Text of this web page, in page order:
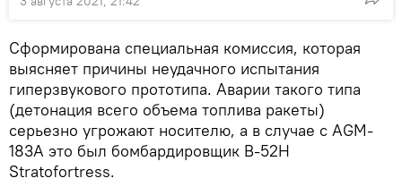
Сформирована специальная комиссия, которая
выясняет причины неудачного испытания
гиперзвукового прототипа. Аварии такого типа
(детонация всего объема топлива ракеты)
серьезно угрожают носителю, а в случае с AGM-
183A это был бомбардировщик B-52H
Stratofortress.